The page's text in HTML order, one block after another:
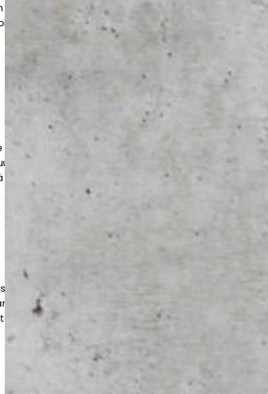
Saat kestävän ja siistin
arjessa ja näyttää hyvältä vuosien
ja tehokkaasti toteutetut
varastoihin ja liiketiloihin. Työt
kuormitusta vastaaviksi.
varastoihin ja suuriin tiloihin.
kohteen mukaan, jotta lopputulos
aikaa.